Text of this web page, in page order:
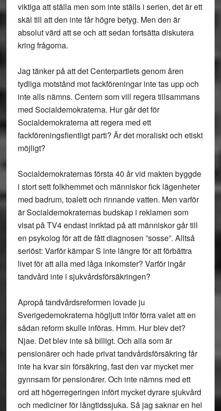
viktiga att ställa men som inte ställs i serien, det är ett
skäl till att den inte får högre betyg. Men den är
absolut värd att se och att sedan fortsätta diskutera
kring frågorna.
Jag tänker på att det Centerpartiets genom åren
tydliga motstånd mot fackföreningar inte tas upp och
inte alls nämns. Centern som vill regera tillsammans
med Socialdemokraterna. Hur går det för
Socialdemokraterna att regera med ett
fackföreningsfientligt parti? Är det moraliskt och etiskt
möjligt?
Socialdemokraternas första 40 år vid makten byggde
i stort sett folkhemmet och människor fick lägenheter
med badrum, toalett och rinnande vatten. Men varför
är Socialdemokraternas budskap i reklamen som
visat på TV4 endast inriktad på att människor går till
en psykolog för att de fått diagnosen ”sosse”. Alltså
seriöst: Varför kämpar S inte längre för att förbättra
livet för att alla med låga inkomster? Varför ingår
tandvård inte i sjukvårdsförsäkringen?
Apropå tandvårdsreformen lovade ju
Sverigedemokraterna högljutt inför förra valet att en
sådan reform skulle införas. Hmm. Hur blev det?
Njae. Det blev inte så billigt. Och alla som är
pensionärer och hade privat tandvårdsförsäkring får
inte ha kvar sin försäkring, fast den var mycket mer
gynnsam för pensionärer. Och inte nämns med ett
ord att högerregeringen infört mycket dyrare sjukvård
och mediciner för långtidssjuka. Så jag saknar en hel